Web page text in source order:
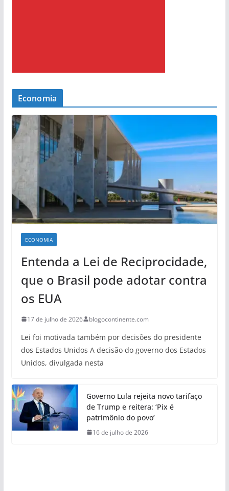
Economia
ECONOMIA
Entenda a Lei de Reciprocidade,
que o Brasil pode adotar contra
os EUA
17 de julho de 2026 blogocontinente.com
Lei foi motivada também por decisões do presidente
dos Estados Unidos A decisão do governo dos Estados
Unidos, divulgada nesta
Governo Lula rejeita novo tarifaço
de Trump e reitera: ‘Pix é
patrimônio do povo’
16 de julho de 2026